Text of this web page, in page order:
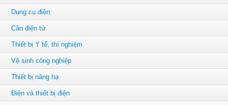
Dụng cụ điện
Cân điện tử
Thiết bị Y tế, thí nghiệm
Vệ sinh công nghiệp
Thiết bị nâng hạ
Điện và thiết bị điện